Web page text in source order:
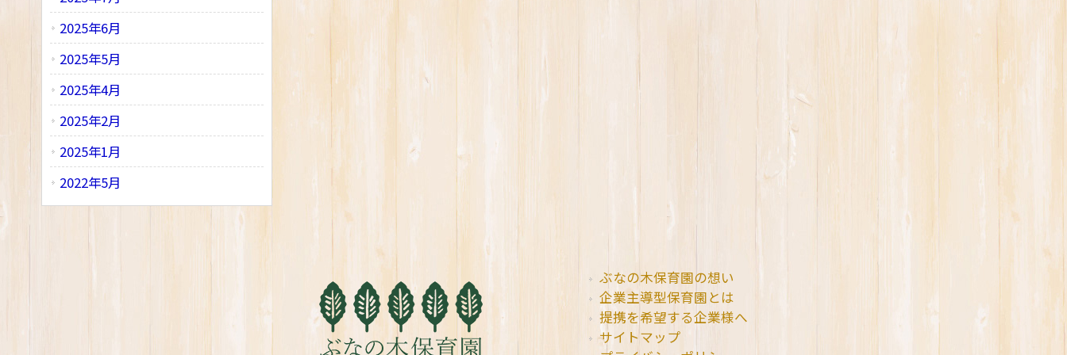
2025年6月
2025年5月
2025年4月
2025年2月
2025年1月
2022年5月
ぶなの木保育園の想い
企業主導型保育園とは
提携を希望する企業様へ
サイトマップ